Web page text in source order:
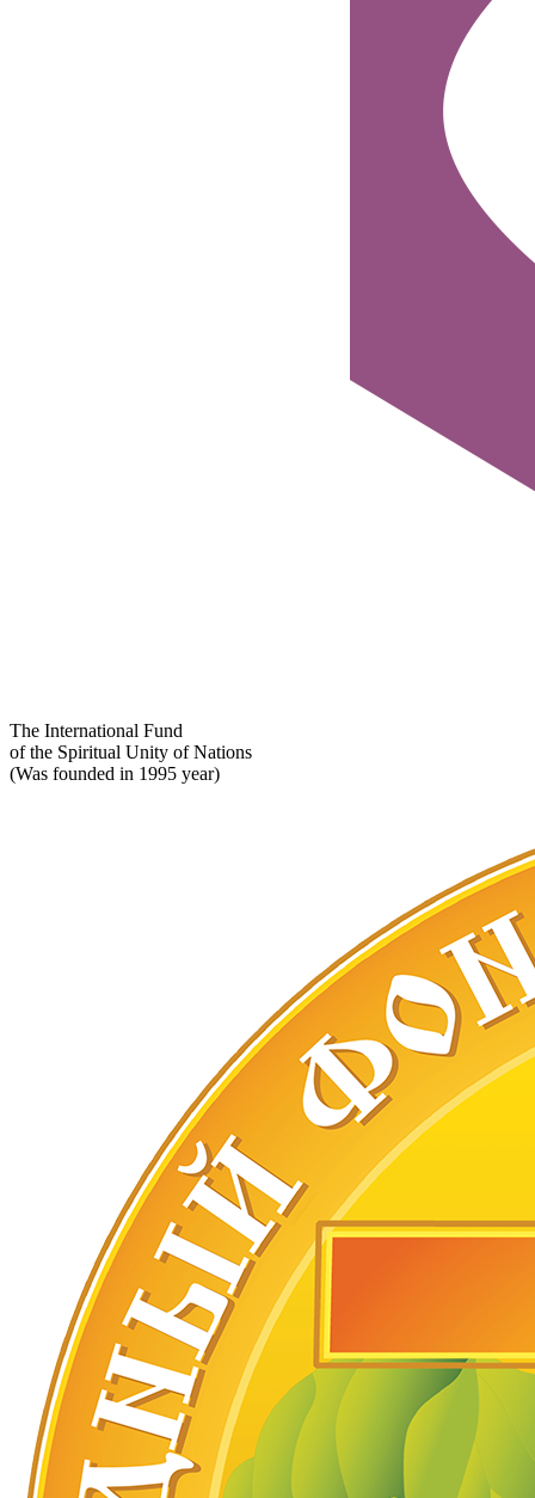
The International Fund
of the Spiritual Unity of Nations
(Was founded in 1995 year)